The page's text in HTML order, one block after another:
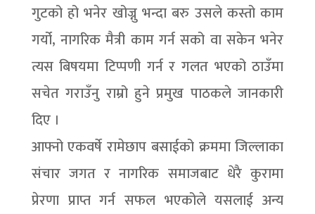
गुटको हो भनेर खोज्नु भन्दा बरु उसले कस्तो काम
गर्यो, नागरिक मैत्री काम गर्न सको वा सकेन भनेर
त्यस बिषयमा टिप्पणी गर्न र गलत भएको ठाउँमा
सचेत गराउँनु राम्रो हुने प्रमुख पाठकले जानकारी
दिए ।
आफ्नो एकवर्षे रामेछाप बसाईको क्रममा जिल्लाका
संचार जगत र नागरिक समाजबाट धेरै कुरामा
प्रेरणा प्राप्त गर्न सफल भएकोले यसलाई अन्य